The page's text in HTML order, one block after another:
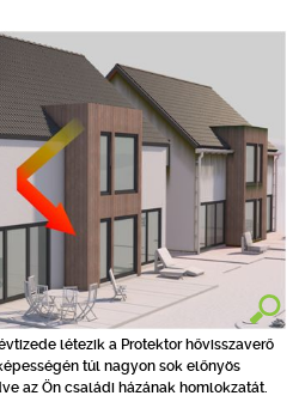
létezik a Protektor hővisszaverő
túl nagyon sok előnyös
az Ön családi házának homlokzatát.